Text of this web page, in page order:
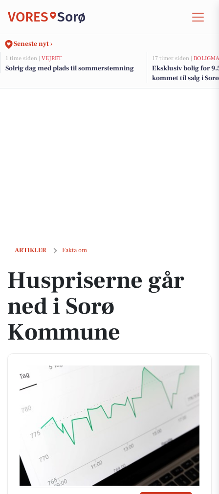
VORES Sorø
Seneste nyt ›
1 time siden | VEJRET
Solrig dag med plads til sommerstemning
17 timer siden |
Eksklusiv bolig for
kommet til salg i
boliger her
ARTIKLER Fakta om
Huspriserne går ned i Sorø Kommune
Huspriserne går
ned i Sorø
Kommune